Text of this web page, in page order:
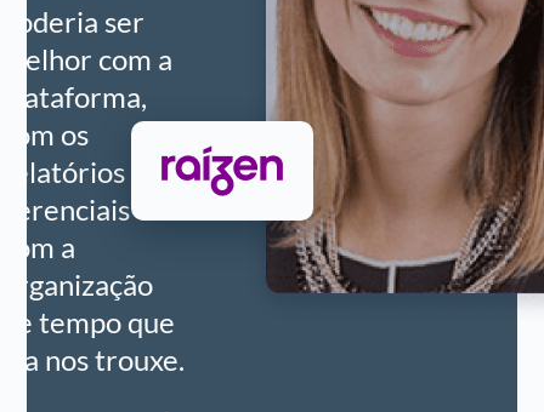
poderia ser
melhor com a
plataforma,
com os
relatórios
gerenciais e
com a
organização
de tempo que
ela nos trouxe.